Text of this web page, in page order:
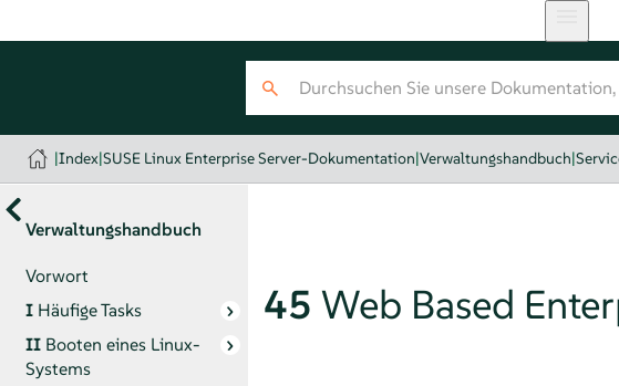
|Index|SUSE Linux Enterprise Server-Dokumentation|Verwaltungshandbuch|
Verwaltungshandbuch
Vorwort
I Häufige Tasks
II Booten eines Linux-
Systems
45 Web Based